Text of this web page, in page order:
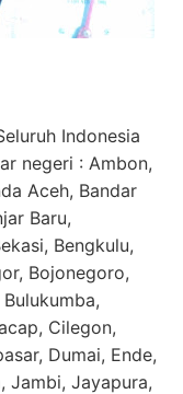
Indonesia
negeri : Ambon,
Aceh, Bandar
Baru,
Bengkulu,
Bojonegoro,
Cilegon,
Dumai, Ende,
Jambi, Jayapura,